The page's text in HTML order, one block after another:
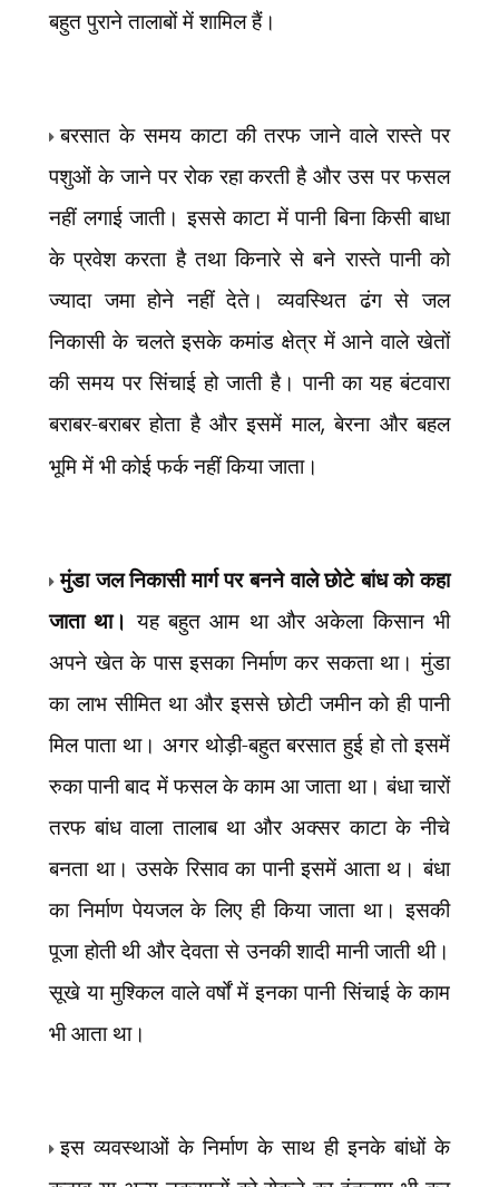
बहुत पुराने तालाबों में शामिल हैं।
बरसात के समय काटा की तरफ जाने वाले रास्ते पर
पशुओं के जाने पर रोक रहा करती है और उस पर फसल
नहीं लगाई जाती। इससे काटा में पानी बिना किसी बाधा
के प्रवेश करता है तथा किनारे से बने रास्ते पानी को
ज्यादा जमा होने नहीं देते। व्यवस्थित ढंग से जल
निकासी के चलते इसके कमांड क्षेत्र में आने वाले खेतों
की समय पर सिंचाई हो जाती है। पानी का यह बंटवारा
बराबर-बराबर होता है और इसमें माल,बेरना और बहल
भूमि में भी कोई फर्क नहीं किया जाता।
मुंडा जल निकासी मार्ग पर बनने वाले छोटे बांध को कहा
जाता था। यह बहुत आम था और अकेला किसान भी
अपने खेत के पास इसका निर्माण कर सकता था। मुंडा
का लाभ सीमित था और इससे छोटी जमीन को ही पानी
मिल पाता था। अगर थोड़ी-बहुत बरसात हुई हो तो इसमें
रुका पानी बाद में फसल के काम आ जाता था। बंधा चारों
तरफ बांध वाला तालाब था और अक्सर काटा के नीचे
बनता था। उसके रिसाव का पानी इसमें आता थ। बंधा
का निर्माण पेयजल के लिए ही किया जाता था। इसकी
पूजा होती थी और देवता से उनकी शादी मानी जाती थी।
सूखे या मुश्किल वाले वर्षों में इनका पानी सिंचाई के काम
भी आता था।
इस व्यवस्थाओं के निर्माण के साथ ही इनके बांधों के